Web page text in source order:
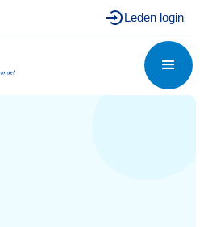
Leden login